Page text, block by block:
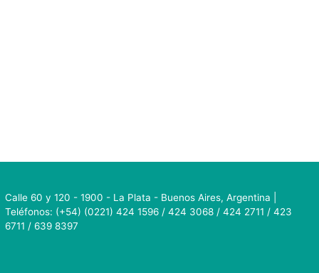
Calle 60 y 120 - 1900 - La Plata - Buenos Aires, Argentina |
Teléfonos: (+54) (0221) 424 1596 / 424 3068 / 424 2711 / 423
6711 / 639 8397